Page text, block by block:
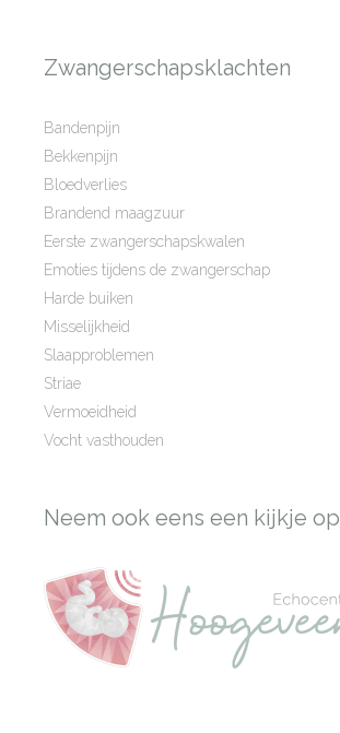
Zwangerschapsklachten
Bandenpijn
Bekkenpijn
Bloedverlies
Brandend maagzuur
Eerste zwangerschapskwalen
Emoties tijdens de zwangerschap
Harde buiken
Misselijkheid
Slaapproblemen
Striae
Vermoeidheid
Vocht vasthouden
Neem ook eens een kijkje op